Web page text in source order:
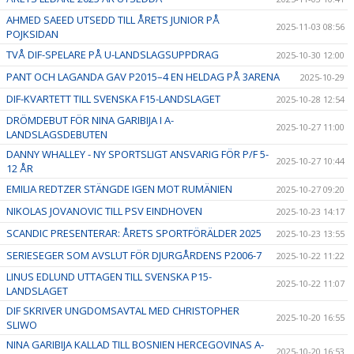
AHMED SAEED UTSEDD TILL ÅRETS JUNIOR PÅ
POJKSIDAN
2025-11-03 08:56
TVÅ DIF-SPELARE PÅ U-LANDSLAGSUPPDRAG 2025-10-30 12:00
PANT OCH LAGANDA GAV P2015–4 EN HELDAG PÅ 3ARENA 2025-10-29
DIF-KVARTETT TILL SVENSKA F15-LANDSLAGET 2025-10-28 12:54
DRÖMDEBUT FÖR NINA GARIBIJA I A-
LANDSLAGSDEBUTEN
2025-10-27 11:00
DANNY WHALLEY - NY SPORTSLIGT ANSVARIG FÖR P/F 5-
12 ÅR
2025-10-27 10:44
EMILIA REDTZER STÄNGDE IGEN MOT RUMÄNIEN 2025-10-27 09:20
NIKOLAS JOVANOVIC TILL PSV EINDHOVEN 2025-10-23 14:17
SCANDIC PRESENTERAR: ÅRETS SPORTFÖRÄLDER 2025 2025-10-23 13:55
SERIESEGER SOM AVSLUT FÖR DJURGÅRDENS P2006-7 2025-10-22 11:22
LINUS EDLUND UTTAGEN TILL SVENSKA P15-
LANDSLAGET
2025-10-22 11:07
DIF SKRIVER UNGDOMSAVTAL MED CHRISTOPHER
SLIWO
2025-10-20 16:55
NINA GARIBIJA KALLAD TILL BOSNIEN HERCEGOVINAS A-
2025-10-20 16:53